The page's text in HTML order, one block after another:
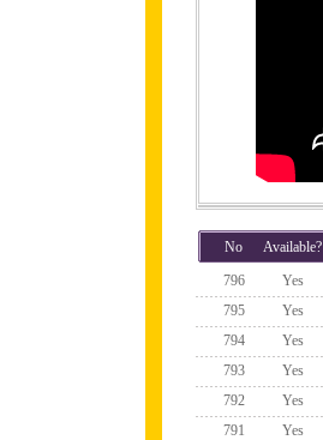
No Available?
796
Yes
795
Yes
794
Yes
793
Yes
792
Yes
791
Yes